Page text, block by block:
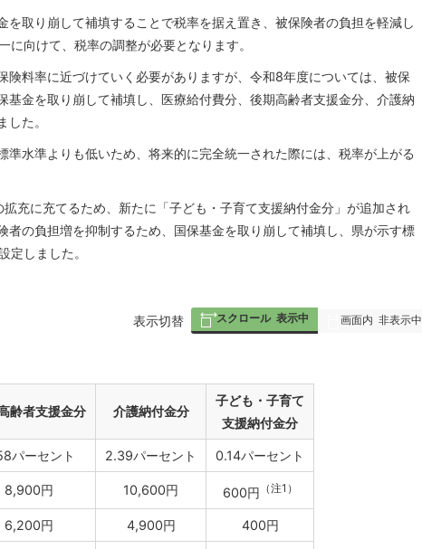
を取り崩して補填することで税率を据え置き、被保険者の負担を軽減し
に向けて、税率の調整が必要となります。
険料率に近づけていく必要がありますが、令和8年度については、被保
基金を取り崩して補填し、医療給付費分、後期高齢者支援金分、介護納
た。
準水準よりも低いため、将来的に完全統一された際には、税率が上がる
充に充てるため、新たに「子ども・子育て支援納付金分」が追加され
者の負担増を抑制するため、国保基金を取り崩して補填し、県が示す標
定しました。
表
表示切替 スクロール 表示中 画面内 非表示中
齢者支援金分 介護納付金分
子ども・子育て
支援納付金分
パーセント 2.39パーセント 0.14パーセント
8,900円 10,600円 600円 （注1）
6,200円 4,900円 400円